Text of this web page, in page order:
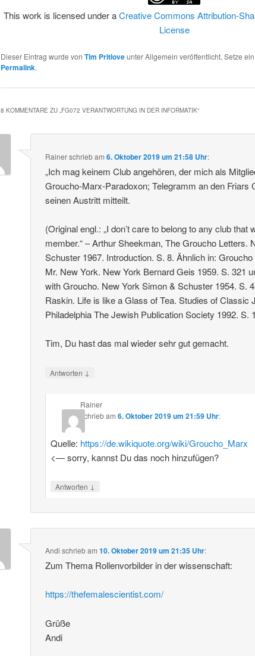
This work is licensed under aCreative Commons Attribution-
License
Dieser Eintrag wurde von Tim Pritloveunter Allgemein veröffentlicht. Setze
Permalink.
8 KOMMENTARE ZU „FG072 VERANTWORTUNG IN DER INFORMATIK“
Rainerschriebam6. Oktober 2019 um 21:58 Uhr:
„Ich mag keinem Club angehören, der mich als
Groucho-Marx-Paradoxon; Telegramm an den Friars
seinen Austritt mitteilt.
(Original engl.: „I don’t care to belong to any club that
member.“ – Arthur Sheekman, The Groucho Letters.
Schuster 1967. Introduction. S. 8. Ähnlich in:
Mr. New York. New York Bernard Geis 1959. S. 321
with Groucho. New York Simon & Schuster 1954. S.
Raskin. Life is like a Glass of Tea. Studies of Classic
Philadelphia The Jewish Publication Society 1992. S.
Tim, Du hast das mal wieder sehr gut gemacht.
Antworten ↓
Rainer
schriebam 6. Oktober 2019 um 21:59 Uhr:
Quelle: https://de.wikiquote.org/wiki/Groucho_Marx
<— sorry, kannst Du das noch hinzufügen?
Antworten ↓
Andi schriebam10. Oktober 2019 um 21:35 Uhr:
Zum Thema Rollenvorbilder in der wissenschaft:
https://thefemalescientist.com/
Grüße
Andi